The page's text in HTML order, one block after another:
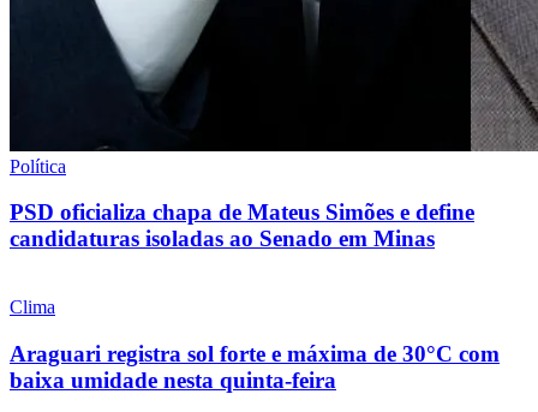
Política
PSD oficializa chapa de Mateus Simões e define
candidaturas isoladas ao Senado em Minas
Clima
Araguari registra sol forte e máxima de 30°C com
baixa umidade nesta quinta-feira